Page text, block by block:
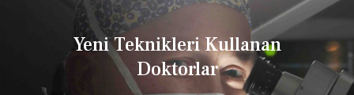
Yeni Teknikleri Kullanan
Doktorlar